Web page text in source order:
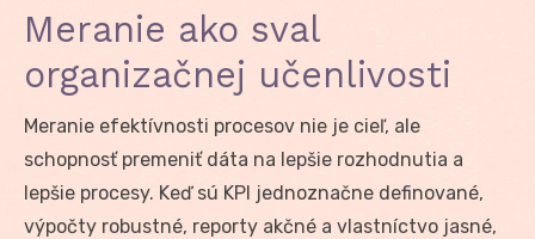
Meranie ako sval
organizačnej učenlivosti
Meranie efektívnosti procesov nie je cieľ, ale
schopnosť premeniť dáta na lepšie rozhodnutia a
lepšie procesy. Keď sú KPI jednoznačne definované,
výpočty robustné, reporty akčné a vlastníctvo jasné,